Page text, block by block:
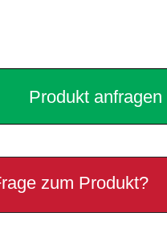
Produkt anfragen
zum Produkt?